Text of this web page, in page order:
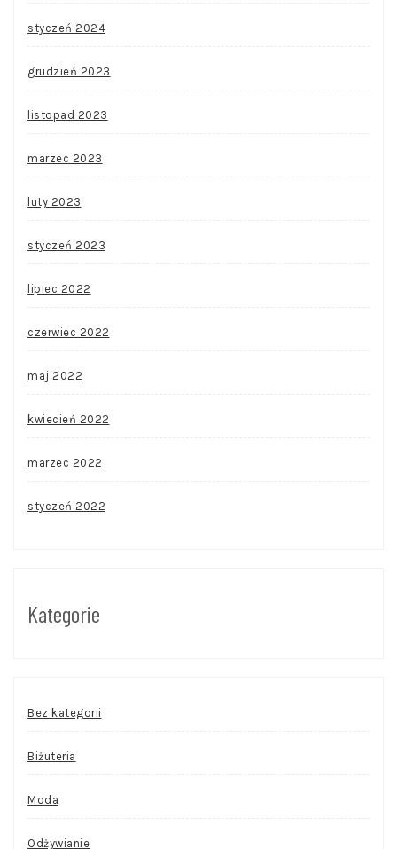
styczeń 2024
grudzień 2023
listopad 2023
marzec 2023
luty 2023
styczeń 2023
lipiec 2022
czerwiec 2022
maj 2022
kwiecień 2022
marzec 2022
styczeń 2022
Kategorie
Bez kategorii
Biżuteria
Moda
Odżywianie